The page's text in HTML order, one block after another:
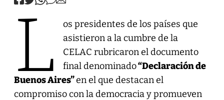
L
os presidentes de los países que
asistieron a la cumbre de la
CELAC rubricaron el documento
final denominado“Declaración de
Buenos Aires”en el que destacan el
compromiso con la democracia y promueven